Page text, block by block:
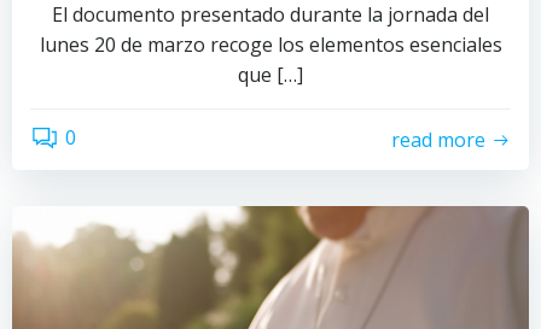
El documento presentado durante la jornada del
lunes 20 de marzo recoge los elementos esenciales
que […]
0 read more